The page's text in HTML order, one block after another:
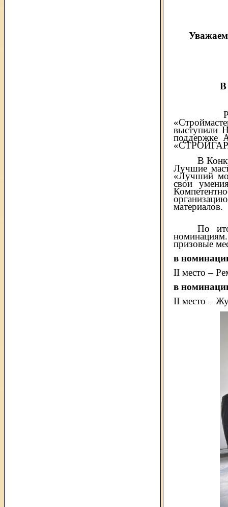
В
выступили
поддержке
В
Лучшие
«Лучший
свои
материалов.
По
призовые
в
II место –
в
II место –